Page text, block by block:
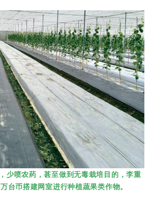
少喷农药，甚至做到无毒栽培目的，李重
台币搭建网室进行种植蔬果类作物。